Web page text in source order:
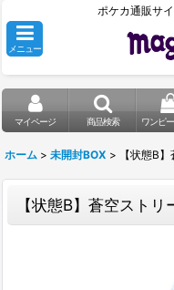
ポケカ通販サ
メニュー
マイページ 商品検索 ワンピ
ホーム > 未開封BOX > 【状態B
【状態B】蒼空スト